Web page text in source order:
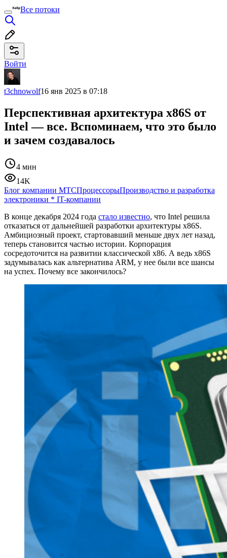
Все потоки
Войти
t3chnowolf16 янв 2025 в 07:18
Перспективная архитектура x86S от
Intel — все. Вспоминаем, что это было
и зачем создавалось
4 мин
14K
Блог компании МТСПроцессорыПроизводство и разработка
электроники * IT-компании
В конце декабря 2024 года стало известно, что Intel решила
отказаться от дальнейшей разработки архитектуры x86S.
Амбициозный проект, стартовавший меньше двух лет назад,
теперь становится частью истории. Корпорация
сосредоточится на развитии классической x86. А ведь x86S
задумывалась как альтернатива ARM, у нее были все шансы
на успех. Почему все закончилось?